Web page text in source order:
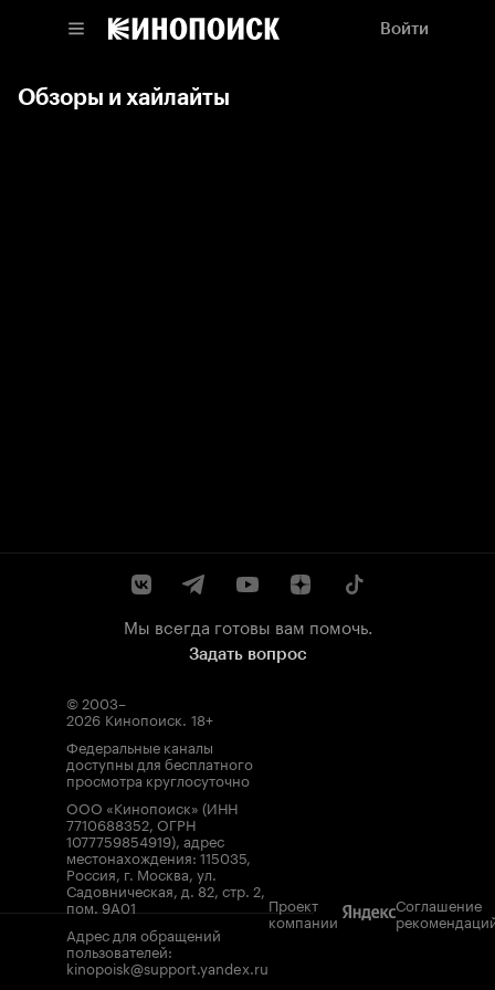
Войти
Обзоры и хайлайты
Мы всегда готовы вам помочь.
Задать вопрос
© 2003–
2026 Кинопоиск. 18+
Федеральные каналы
доступны для бесплатного
просмотра круглосуточно
ООО «Кинопоиск» (ИНН
7710688352, ОГРН
1077759854919), адрес
местонахождения: 115035,
Россия, г. Москва, ул.
Садовническая, д. 82, стр. 2,
пом. 9А01
Адрес для обращений
пользователей:
kinopoisk@support.yandex.ru
Проект
компании
Соглашение